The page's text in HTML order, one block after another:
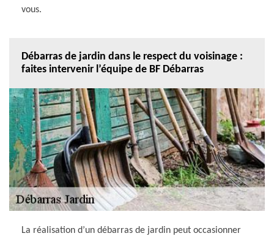
vous.
Débarras de jardin dans le respect du voisinage :
faites intervenir l’équipe de BF Débarras
La réalisation d’un débarras de jardin peut occasionner